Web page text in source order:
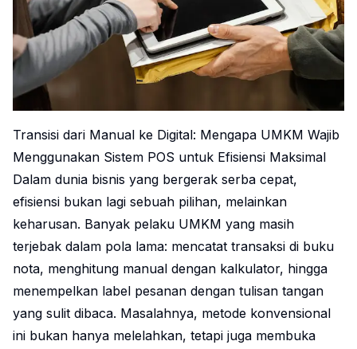
Transisi dari Manual ke Digital: Mengapa UMKM Wajib
Menggunakan Sistem POS untuk Efisiensi Maksimal
Dalam dunia bisnis yang bergerak serba cepat,
efisiensi bukan lagi sebuah pilihan, melainkan
keharusan. Banyak pelaku UMKM yang masih
terjebak dalam pola lama: mencatat transaksi di buku
nota, menghitung manual dengan kalkulator, hingga
menempelkan label pesanan dengan tulisan tangan
yang sulit dibaca. Masalahnya, metode konvensional
ini bukan hanya melelahkan, tetapi juga membuka